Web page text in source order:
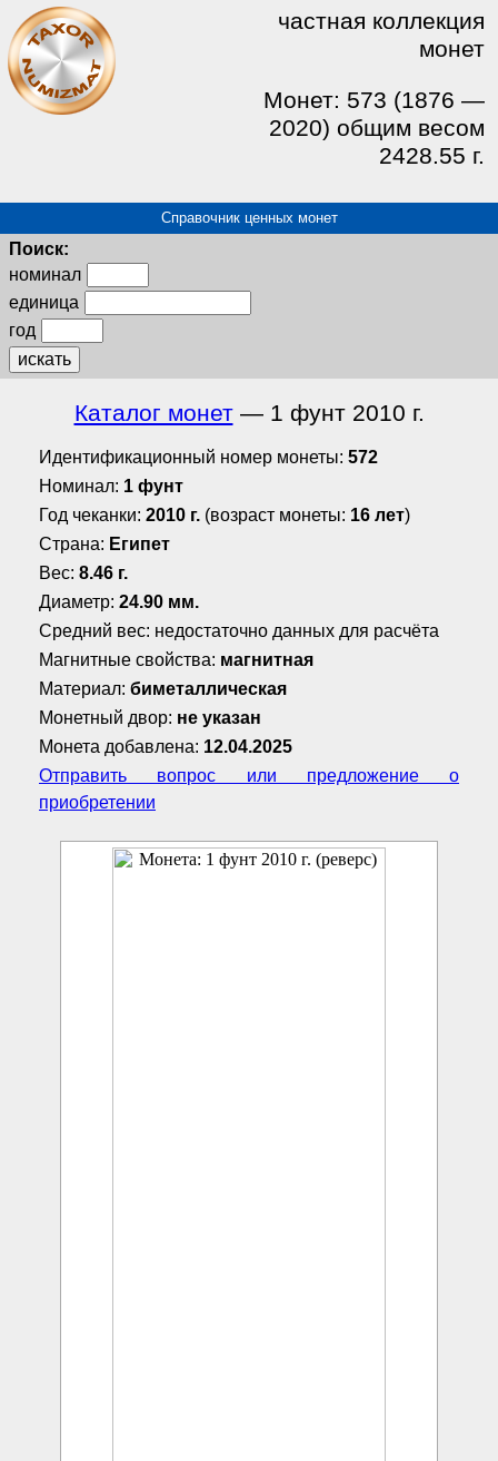
частная коллекция
монет
Монет: 573 (1876 —
2020) общим весом
2428.55 г.
Справочник ценных монет
Поиск:
номинал
единица
год
искать
Каталог монет— 1 фунт 2010 г.
Идентификационный номер монеты: 572
Номинал: 1 фунт
Год чеканки: 2010 г. (возраст монеты: 16 лет)
Страна: Египет
Вес: 8.46 г.
Диаметр: 24.90 мм.
Средний вес: недостаточно данных для расчёта
Магнитные свойства: магнитная
Материал: биметаллическая
Монетный двор: не указан
Монета добавлена: 12.04.2025
Отправить вопрос или предложение о
приобретении